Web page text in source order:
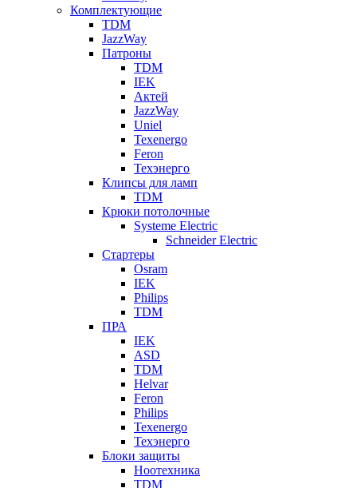
Комплектующие
TDM
JazzWay
Патроны
TDM
IEK
Актей
JazzWay
Uniel
Texenergo
Feron
Техэнерго
Клипсы для ламп
TDM
Крюки потолочные
Systeme Electric
Schneider Electric
Стартеры
Osram
IEK
Philips
TDM
ПРА
IEK
ASD
TDM
Helvar
Feron
Philips
Texenergo
Техэнерго
Блоки защиты
Ноотехника
TDM